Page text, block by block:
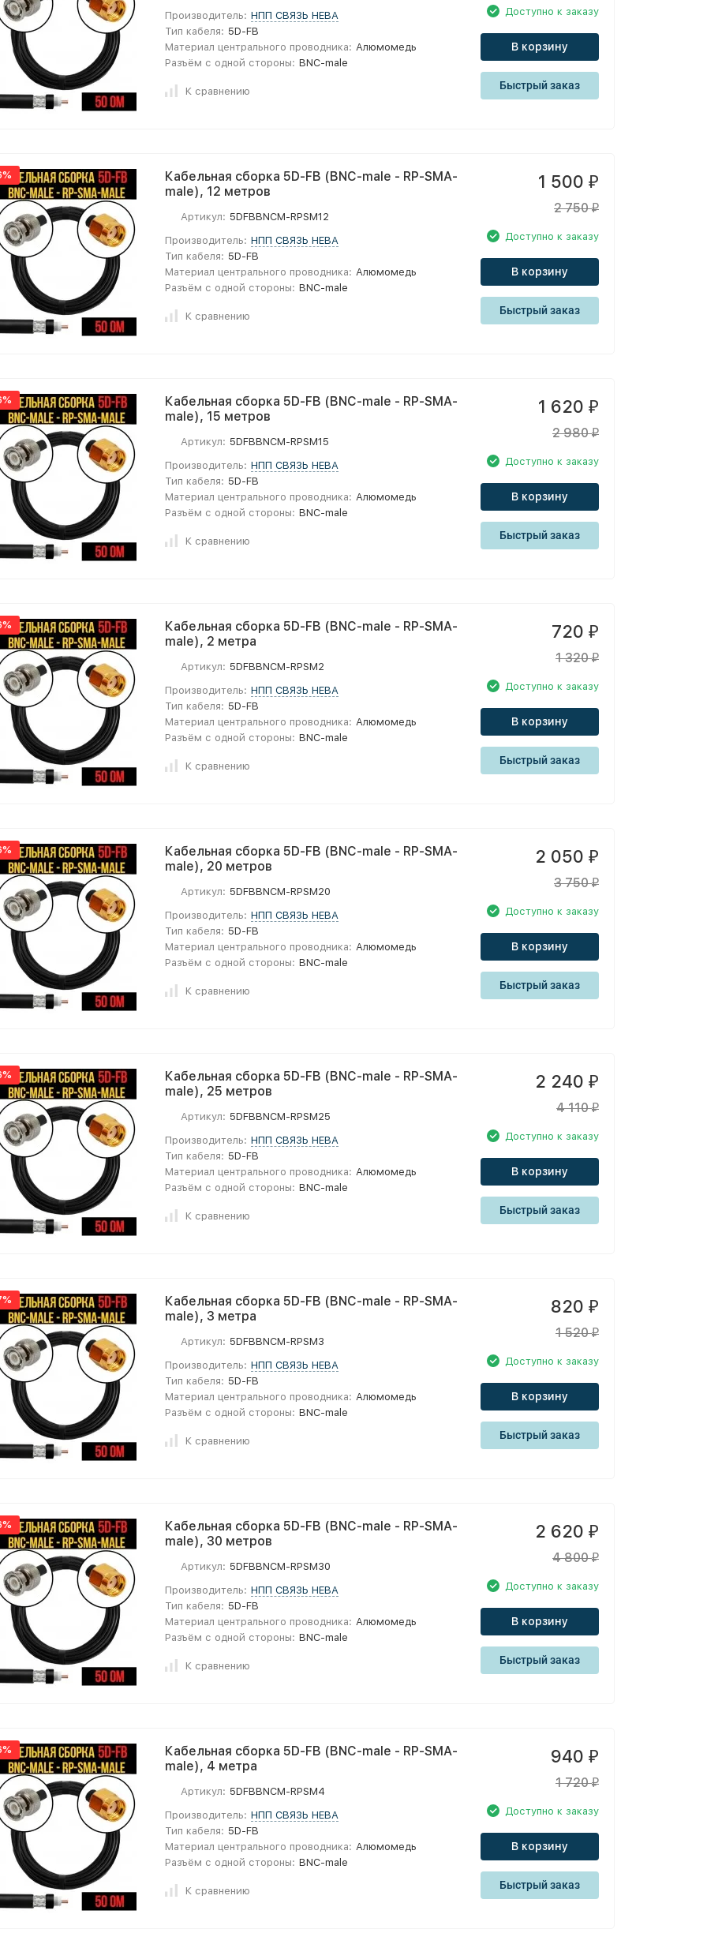
Производитель: НПП СВЯЗЬ НЕВА
Тип кабеля: 5D-FB
Материал центрального проводника: Алюмомедь
Разъём с одной стороны: BNC-male
К сравнению
Доступно к заказу
В корзину
Быстрый заказ
Кабельная сборка 5D-FB (BNC-male - RP-SMA-
male), 12 метров
Артикул: 5DFBBNCM-RPSM12
Производитель: НПП СВЯЗЬ НЕВА
Тип кабеля: 5D-FB
Материал центрального проводника: Алюмомедь
Разъём с одной стороны: BNC-male
К сравнению
1 500 ₽
2 750₽
Доступно к заказу
В корзину
Быстрый заказ
Кабельная сборка 5D-FB (BNC-male - RP-SMA-
male), 15 метров
Артикул: 5DFBBNCM-RPSM15
Производитель: НПП СВЯЗЬ НЕВА
Тип кабеля: 5D-FB
Материал центрального проводника: Алюмомедь
Разъём с одной стороны: BNC-male
К сравнению
1 620 ₽
2 980₽
Доступно к заказу
В корзину
Быстрый заказ
Кабельная сборка 5D-FB (BNC-male - RP-SMA-
male), 2 метра
Артикул: 5DFBBNCM-RPSM2
Производитель: НПП СВЯЗЬ НЕВА
Тип кабеля: 5D-FB
Материал центрального проводника: Алюмомедь
Разъём с одной стороны: BNC-male
К сравнению
720 ₽
1 320₽
Доступно к заказу
В корзину
Быстрый заказ
Кабельная сборка 5D-FB (BNC-male - RP-SMA-
male), 20 метров
Артикул: 5DFBBNCM-RPSM20
Производитель: НПП СВЯЗЬ НЕВА
Тип кабеля: 5D-FB
Материал центрального проводника: Алюмомедь
Разъём с одной стороны: BNC-male
К сравнению
2 050 ₽
3 750₽
Доступно к заказу
В корзину
Быстрый заказ
Кабельная сборка 5D-FB (BNC-male - RP-SMA-
male), 25 метров
Артикул: 5DFBBNCM-RPSM25
Производитель: НПП СВЯЗЬ НЕВА
Тип кабеля: 5D-FB
Материал центрального проводника: Алюмомедь
Разъём с одной стороны: BNC-male
К сравнению
2 240 ₽
4 110₽
Доступно к заказу
В корзину
Быстрый заказ
Кабельная сборка 5D-FB (BNC-male - RP-SMA-
male), 3 метра
Артикул: 5DFBBNCM-RPSM3
Производитель: НПП СВЯЗЬ НЕВА
Тип кабеля: 5D-FB
Материал центрального проводника: Алюмомедь
Разъём с одной стороны: BNC-male
К сравнению
820 ₽
1 520₽
Доступно к заказу
В корзину
Быстрый заказ
Кабельная сборка 5D-FB (BNC-male - RP-SMA-
male), 30 метров
Артикул: 5DFBBNCM-RPSM30
Производитель: НПП СВЯЗЬ НЕВА
Тип кабеля: 5D-FB
Материал центрального проводника: Алюмомедь
Разъём с одной стороны: BNC-male
К сравнению
2 620 ₽
4 800₽
Доступно к заказу
В корзину
Быстрый заказ
Кабельная сборка 5D-FB (BNC-male - RP-SMA-
male), 4 метра
Артикул: 5DFBBNCM-RPSM4
Производитель: НПП СВЯЗЬ НЕВА
Тип кабеля: 5D-FB
Материал центрального проводника: Алюмомедь
Разъём с одной стороны: BNC-male
К сравнению
940 ₽
1 720₽
Доступно к заказу
В корзину
Быстрый заказ